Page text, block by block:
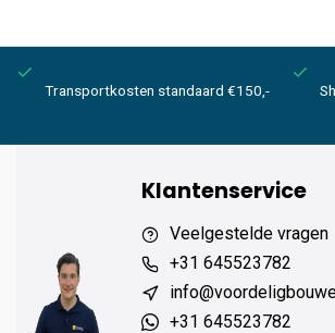
Transportkosten standaard €150,-
Klantenservice
Veelgestelde vragen
+31 645523782
+31 645523782